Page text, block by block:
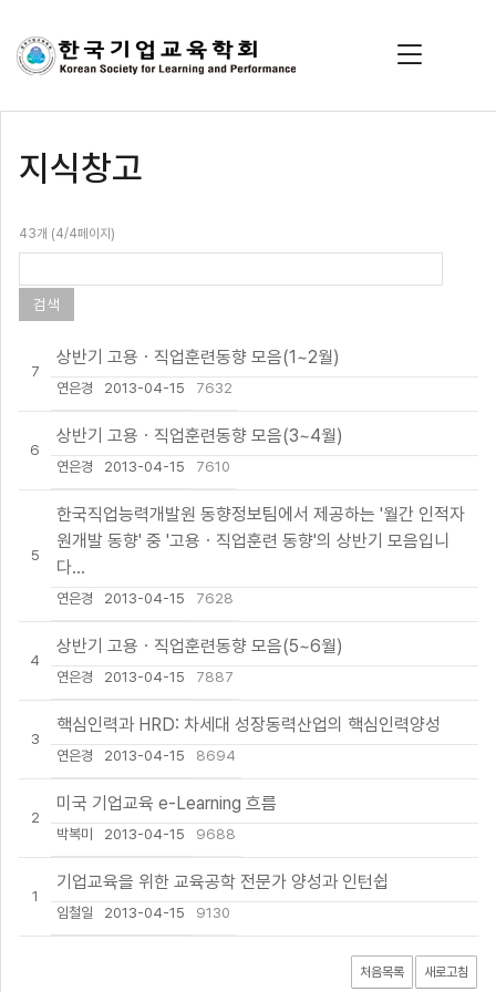
지식창고
43개 (4/4페이지)
7
상반기 고용ㆍ직업훈련동향 모음(1~2월)
연은경 2013-04-15 7632
6
상반기 고용ㆍ직업훈련동향 모음(3~4월)
연은경 2013-04-15 7610
5
한국직업능력개발원 동향정보팀에서 제공하는 '월간 인적자
원개발 동향' 중 '고용ㆍ직업훈련 동향'의 상반기 모음입니
다...
연은경 2013-04-15 7628
4
상반기 고용ㆍ직업훈련동향 모음(5~6월)
연은경 2013-04-15 7887
3
핵심인력과 HRD: 차세대 성장동력산업의 핵심인력양성
연은경 2013-04-15 8694
2
미국 기업교육 e-Learning 흐름
박복미 2013-04-15 9688
1
기업교육을 위한 교육공학 전문가 양성과 인턴쉽
임철일 2013-04-15 9130
처음목록 새로고침